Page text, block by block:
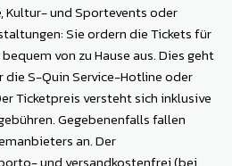
Kultur- und Sportevents oder
Sie ordern die Tickets für
von zu Hause aus. Dies geht
S-Quin Service-Hotline oder
Ticketpreis versteht sich inklusive
Gegebenenfalls fallen
an. Der
und versandkostenfrei (bei